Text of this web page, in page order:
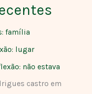
família
lugar
não estava
castro em